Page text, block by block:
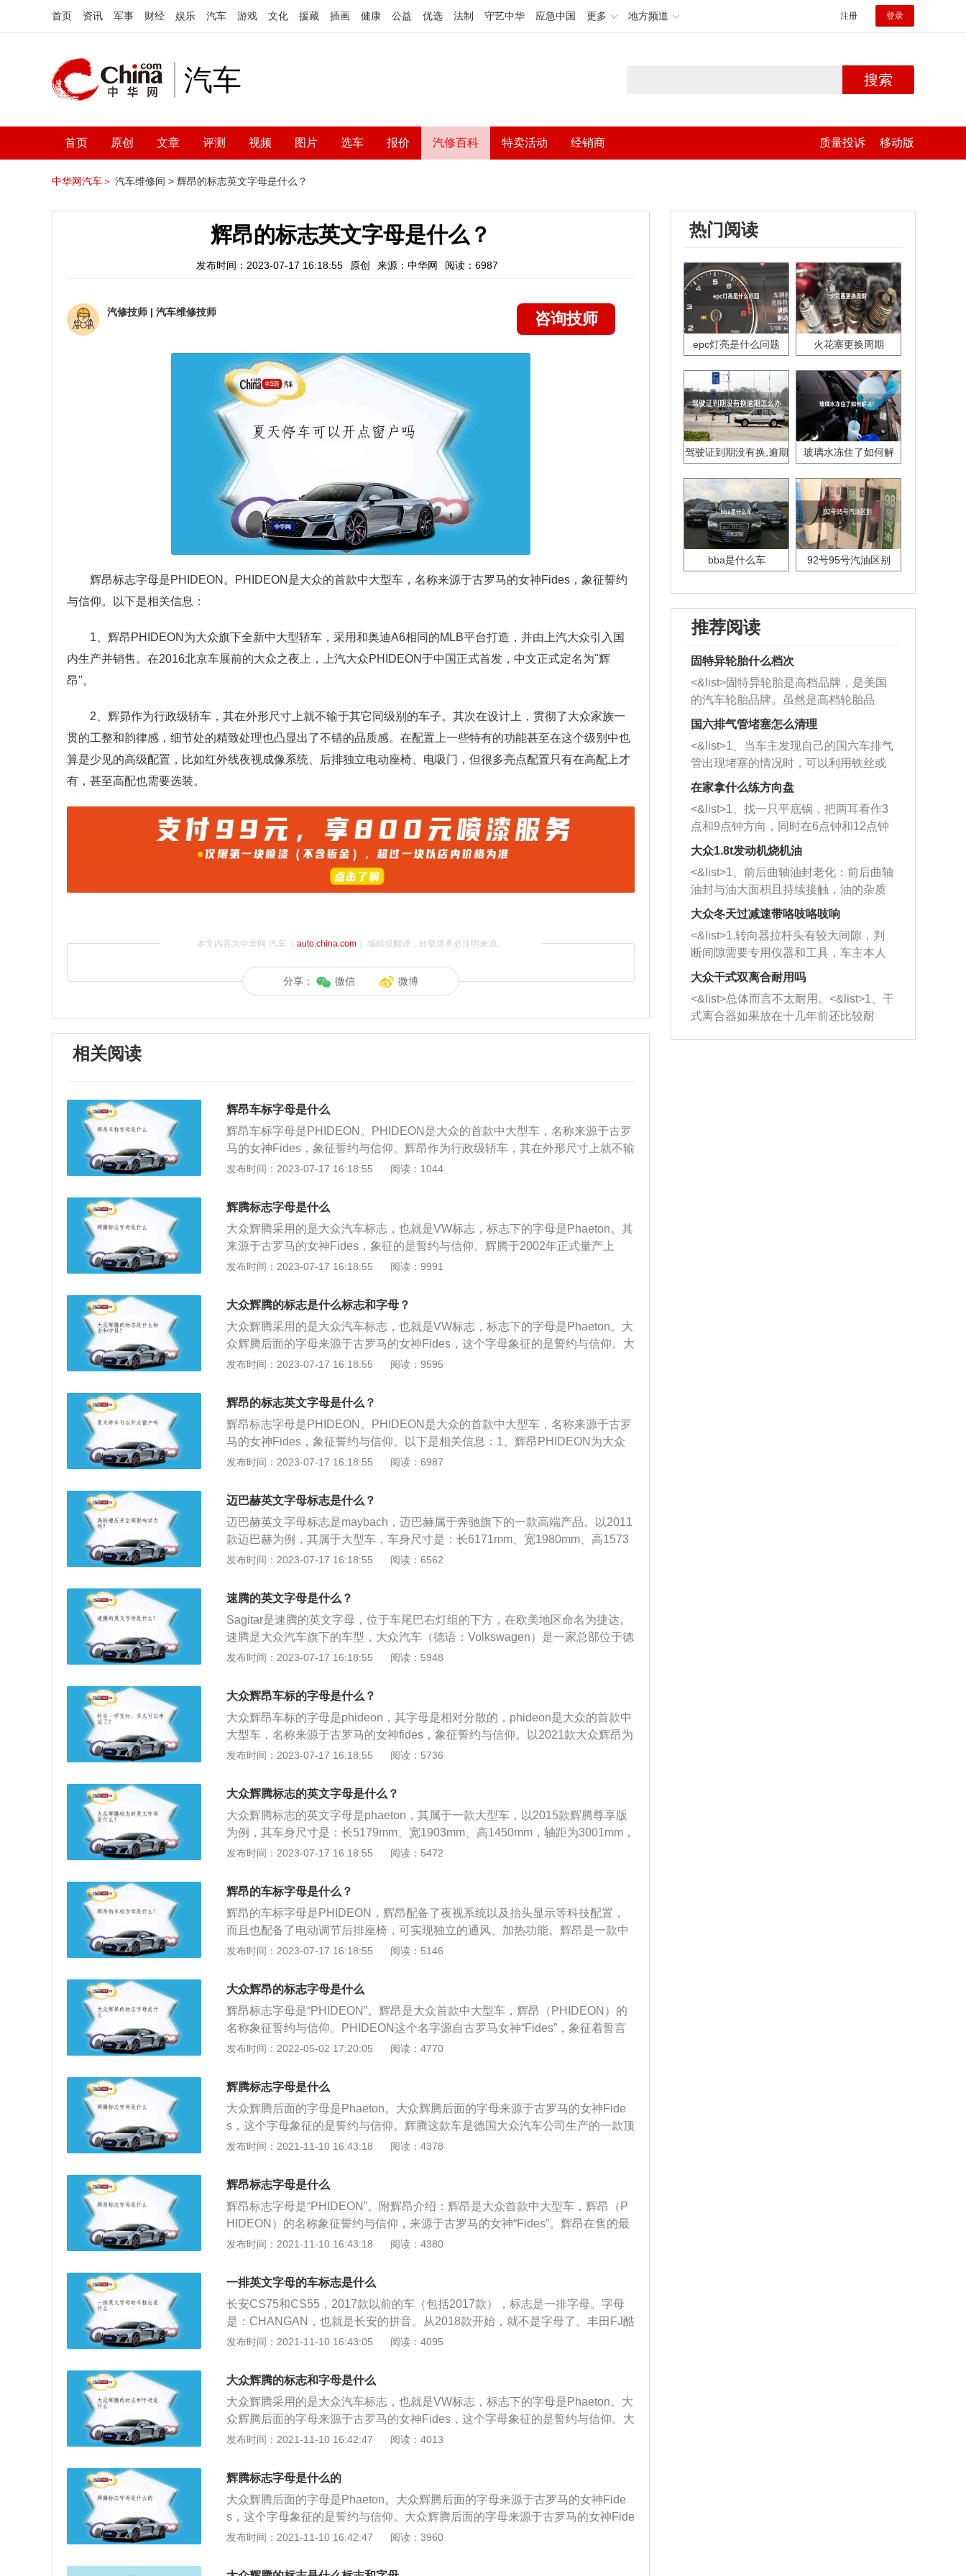
首页 资讯 军事 财经 娱乐 汽车 游戏 文化 援藏 插画 健康 公益 优选 法制 守艺中华 应急中国 更多 地方频道 注册 登录
汽车 搜索
首页 原创 文章 评测 视频 图片 选车 报价 汽修百科 特卖活动 经销商 质量投诉 移动版
中华网汽车＞ 汽车维修间 > 辉昂的标志英文字母是什么？
辉昂的标志英文字母是什么？
发布时间：2023-07-17 16:18:55 原创 来源：中华网 阅读：6987
汽修技师 | 汽车维修技师 咨询技师
辉昂标志字母是PHIDEON。PHIDEON是大众的首款中大型车，名称来源于古罗马的女神Fides，象征誓约
与信仰。以下是相关信息：
1、辉昂PHIDEON为大众旗下全新中大型轿车，采用和奥迪A6相同的MLB平台打造，并由上汽大众引入国
内生产并销售。在2016北京车展前的大众之夜上，上汽大众PHIDEON于中国正式首发，中文正式定名为"辉
昂"。
2、辉昴作为行政级轿车，其在外形尺寸上就不输于其它同级别的车子。其次在设计上，贯彻了大众家族一
贯的工整和韵律感，细节处的精致处理也凸显出了不错的品质感。在配置上一些特有的功能甚至在这个级别中也
算是少见的高级配置，比如红外线夜视成像系统、后排独立电动座椅、电吸门，但很多亮点配置只有在高配上才
有，甚至高配也需要选装。
本文内容为中华网·汽车（ auto.china.com）编辑或翻译，转载请务必注明来源。
分享： 微信 微博
相关阅读
辉昂车标字母是什么
辉昂车标字母是PHIDEON。PHIDEON是大众的首款中大型车，名称来源于古罗
马的女神Fides，象征誓约与信仰。辉昂作为行政级轿车，其在外形尺寸上就不输
于其它同级别的车子。其次在设计上，贯彻了大众家族一贯的工整和韵律感，细
级别中也算是少见的高级配置，比如红外线夜视成像系统、后排独立电动座椅、
电吸门，但很多亮点配置只有在高配上才有，甚至高配也需要选装。内饰方面：
中控台上覆盖着一层搪塑，缝线的痕迹非常明显，这使汽车的质感非常充分。贯
穿式的装饰条可以增加商务感，并有效扩大室内的水平视觉效果；7英寸仪表盘
和9.2英寸中央控制屏均为标准配置，显示效果非常高。三幅式多功能方向盘全部
发布时间：2023-07-17 16:18:55 阅读：1044
辉腾标志字母是什么
大众辉腾采用的是大众汽车标志，也就是VW标志，标志下的字母是Phaeton。其
来源于古罗马的女神Fides，象征的是誓约与信仰。辉腾于2002年正式量产上
市，对于大众汽车来说，这款车的意义非常重大，因为这是大众推出的首款全尺
装饰，并且是纯手工打造。以辉腾2015款3.0L智享版为例，在动力方面，这款车
搭载的是250马力V6发动机，最大功率为184千瓦，最大扭矩为310牛米。传动方
面，匹配的是手自一体变速箱（AT），（数据来源于百度有驾官网）整体的综合
表现在同级别车型中是占有绝对地位的。同时这款车也是大众轿车系列中售价最
高的一款车。
发布时间：2023-07-17 16:18:55 阅读：9991
大众辉腾的标志是什么标志和字母？
大众辉腾采用的是大众汽车标志，也就是VW标志，标志下的字母是Phaeton。大
众辉腾后面的字母来源于古罗马的女神Fides，这个字母象征的是誓约与信仰。大
众汽车公司生产的这款车是大众轿车系列售价最高的一款车，辉腾这款车主要的
市，对于大众汽车来说，这款车的意义是非常重大的，因为这是大众推出的首款
全尺寸豪华轿车，大众辉腾的官方指导价格为75.00-253.18万元，这款车的官方
指导价格之所以会非常昂贵，是因为这款车的配置和动力都是全球领先的，汽车
的内饰采用的是小牛皮装饰，并且是纯手工打造。在动力方面，这款车搭载的是
4.2LW12发动机，这也是轿车比较罕见的一种发动机，发动机的最大功率为331k
综合表现在同级别车型中是占有绝对地位的。
发布时间：2023-07-17 16:18:55 阅读：9595
辉昂的标志英文字母是什么？
辉昂标志字母是PHIDEON。PHIDEON是大众的首款中大型车，名称来源于古罗
马的女神Fides，象征誓约与信仰。以下是相关信息：1、辉昂PHIDEON为大众
旗下全新中大型轿车，采用和奥迪A6相同的MLB平台打造，并由上汽大众引入国
式首发，中文正式定名为"辉昂"。2、辉昴作为行政级轿车，其在外形尺寸上就不
输于其它同级别的车子。其次在设计上，贯彻了大众家族一贯的工整和韵律感，
细节处的精致处理也凸显出了不错的品质感。在配置上一些特有的功能甚至在这
个级别中也算是少见的高级配置，比如红外线夜视成像系统、后排独立电动座
椅、电吸门，但很多亮点配置只有在高配上才有，甚至高配也需要选装。
发布时间：2023-07-17 16:18:55 阅读：6987
迈巴赫英文字母标志是什么？
迈巴赫英文字母标志是maybach，迈巴赫属于奔驰旗下的一款高端产品。以2011
款迈巴赫为例，其属于大型车，车身尺寸是：长6171mm、宽1980mm、高1573
mm，轴距为3827mm，油箱容积为124l，整备质量为2855kg。2011款迈巴赫前
涡轮增压发动机，最大马力是551ps，最大功率是405kw，最大扭矩是900nm，
与其匹配的是5挡自动变速箱。
发布时间：2023-07-17 16:18:55 阅读：6562
速腾的英文字母是什么？
Sagitar是速腾的英文字母，位于车尾巴右灯组的下方，在欧美地区命名为捷达。
速腾是大众汽车旗下的车型，大众汽车（德语：Volkswagen）是一家总部位于德
国沃尔夫斯堡的汽车制造公司，也是世界四大汽车生产商之一的大众集团的核心
作出的“v”组成，表示大众公司及其产品必胜-必胜-必胜。速腾是一汽大众的典
范，定位是“德国高性能车”。速腾基于大众在北美销售的第五代捷达。速腾品
牌，由德国大众和中国一汽于2006年创立。速腾的长宽高尺寸分别是4753毫米，
1800毫米，1462毫米，轴距为2731毫米。动力方面，速腾搭载的是一台1.2T涡
轮增压发动机，这款发动机的最大功率为85kw，最大扭矩为175牛米。
发布时间：2023-07-17 16:18:55 阅读：5948
大众辉昂车标的字母是什么？
大众辉昂车标的字母是phideon，其字母是相对分散的，phideon是大众的首款中
大型车，名称来源于古罗马的女神fides，象征誓约与信仰。以2021款大众辉昂为
例，其是一款中大型车，车身尺寸是：长5074mm、宽1893mm、高1489mm，
架，后悬架是梯形连杆式独立悬架，搭载了2.0t涡轮增压发动机，最大马力是224
ps，最大扭矩是350nm，最大功率是165kw，与其匹配的是7挡双离合变速箱。
发布时间：2023-07-17 16:18:55 阅读：5736
大众辉腾标志的英文字母是什么？
大众辉腾标志的英文字母是phaeton，其属于一款大型车，以2015款辉腾尊享版
为例，其车身尺寸是：长5179mm、宽1903mm、高1450mm，轴距为3001mm，
油箱容积为90l。2015款辉腾尊享版搭载了3.6l自然吸气发动机，最大功率是206k
钟3500rpm，与其匹配的是6速手自一体变速箱。
发布时间：2023-07-17 16:18:55 阅读：5472
辉昂的车标字母是什么？
辉昂的车标字母是PHIDEON，辉昂配备了夜视系统以及抬头显示等科技配置，
而且也配备了电动调节后排座椅，可实现独立的通风、加热功能。辉昂是一款中
大型轿车，发动机最大马力是224匹，最大扭矩是350牛米，搭载的是7挡双离合
车身类型是4门5座三厢车，最高车速是每小时240千米。
发布时间：2023-07-17 16:18:55 阅读：5146
大众辉昂的标志字母是什么
辉昂标志字母是“PHIDEON”。辉昂是大众首款中大型车，辉昂（PHIDEON）的
名称象征誓约与信仰。PHIDEON这个名字源自古罗马女神“Fides”，象征着誓言
和信仰，辉昂PHIDEON是大众的第一款中型汽车，用于连接辉腾和迈腾之间的
Phaeon提供各种汽油和柴油发动机或插电式混合动力系统，以匹配自动变速箱。
此外，辉昂还将提供空气悬架系统，还将提供五种驾驶模式选择。
发布时间：2022-05-02 17:20:05 阅读：4770
辉腾标志字母是什么
大众辉腾后面的字母是Phaeton。大众辉腾后面的字母来源于古罗马的女神Fide
s，这个字母象征的是誓约与信仰。辉腾这款车是德国大众汽车公司生产的一款顶
级豪华轿车，这款车于2002年正式量产上市，这款车是大众汽车旗下最高端的一
说，这款车的意义是非常重大的，因为这是大众推出的首款全尺寸豪华轿车，这
款车的官方指导价格为75.00-253.18万元，这款车的售价之所以非常昂贵，是因
为这款车搭载的是全球轿车罕见的W12发动机，汽车的内饰采用的是小牛皮装
饰，并且是纯手工打造。搭载的这款发动机最大功率为331kw，最大峰值扭矩为5
60牛米，传动方面，匹配的是5速手动/自动一体变速箱。低调的外观和这款车的
人眼前一辆的感觉，整个汽车的内饰设计提升了这款车高端的气质。
发布时间：2021-11-10 16:43:18 阅读：4378
辉昂标志字母是什么
辉昂标志字母是“PHIDEON”。附辉昂介绍：辉昂是大众首款中大型车，辉昂（P
HIDEON）的名称象征誓约与信仰，来源于古罗马的女神“Fides”。辉昂在售的最
新款为2018款，是上汽大众在2017年10月12日推出的一款轿车，定位是中大型
W，最大马力224PS，最大扭矩350N·m。全系匹配7挡双离合变速箱，百公里加
速8.1秒，驱动方式为前轮驱动，长宽高分别为：5074/1893/1489mm，轴距为30
09mm。480TSI系列，搭载3.0TV型6缸机械增压发动机，最大功率220KW，最
大马力299PS，最大扭矩440N·m。全系匹配7挡双离合变速箱，百公里加速只需
6.3秒。驱动方式为全时四驱，配有托森中央差速器、空气悬架，长宽高分别为：
发布时间：2021-11-10 16:43:18 阅读：4380
一排英文字母的车标志是什么
长安CS75和CS55，2017款以前的车（包括2017款），标志是一排字母。字母
是：CHANGAN，也就是长安的拼音。从2018款开始，就不是字母了。丰田FJ酷
路泽，字母是：TOYOTA。丰田FJCruiser在2003年以概念车身份面世，然后于2
中国上市时发现“陆虎”两个字已被抢注商标，“Landrover”在中国注册为“路虎”。哈
弗，字母是：HAVAL。哈弗是长城汽车定位为CUV车型（CityUltilityVehicle），
其中文意思是指城市多功能车，05年哈弗英文名为“HOVER”，代表“自由翱翔”。
克莱斯勒，字母是：CHRYSLER。兰博基尼，字母是：LAMBORGHINI。一家
意大利汽车生产商，全球顶级跑车制造商及欧洲奢侈品标志之一，公司坐落于意
是：LEXUS。创立于1983年，是日本丰田集团旗下全球著名豪华汽车品牌。
发布时间：2021-11-10 16:43:05 阅读：4095
大众辉腾的标志和字母是什么
大众辉腾采用的是大众汽车标志，也就是VW标志，标志下的字母是Phaeton。大
众辉腾后面的字母来源于古罗马的女神Fides，这个字母象征的是誓约与信仰。大
众汽车公司生产的这款车是大众轿车系列售价最高的一款车，辉腾这款车主要的
市，对于大众汽车来说，这款车的意义是非常重大的，因为这是大众推出的首款
全尺寸豪华轿车，大众辉腾的官方指导价格为75.00-253.18万元，这款车的官方
指导价格之所以会非常昂贵，是因为这款车的配置和动力都是全球领先的，汽车
的内饰采用的是小牛皮装饰，并且是纯手工打造。在动力方面，这款车搭载的是
4.2LW12发动机，这也是轿车比较罕见的一种发动机，发动机的最大功率为331k
发布时间：2021-11-10 16:42:47 阅读：4013
辉腾标志字母是什么的
大众辉腾后面的字母是Phaeton。大众辉腾后面的字母来源于古罗马的女神Fide
s，这个字母象征的是誓约与信仰。大众辉腾后面的字母来源于古罗马的女神Fide
s，这个字母象征的是誓约与信仰。辉腾这款车是德国大众汽车公司生产的一款顶
款轿车，主要的竞争对手是奔驰S级、宝马7系和奥迪A8等车型。对于大众汽车来
发布时间：2021-11-10 16:42:47 阅读：3960
热门阅读
epc灯亮是什么问题 火花塞更换周期
驾驶证到期没有换,逾期
玻璃水冻住了如何解
bba是什么车 92号95号汽油区别
推荐阅读
固特异轮胎什么档次
<&list>固特异轮胎是高档品牌，是美国
的汽车轮胎品牌。虽然是高档轮胎品
牌，但是中高低端的轮胎都有生产，这
也是为了更好的开拓市场。
国六排气管堵塞怎么清理
<&list>1、当车主发现自己的国六车排气
管出现堵塞的情况时，可以利用铁丝或
者是细棍，直接将杂物给取出来，如果
堵塞情况比较严重，也可以采取应急措
施。 <&list>2、直接利用木棍将所有的
杂物推到排气管里面的位置处，然后将
三元催化器拆解开，就可以将堵塞的东
西取出来。但如果是因为积碳过多引起
的堵塞，就需要将三元催化器泡在草酸
洗剂对堵塞的情况得到解决，将清洗剂
放在燃油箱中，与燃油混合后，车辆启
动时，就可以和汽油一起进入到燃烧
室，最后形成废气排出，就可以让三元
催化器得到清洗，排气管堵塞的情况就
能够得到解决。
在家拿什么练方向盘
<&list>1、找一只平底锅，把两耳看作3
点和9点钟方向，同时在6点钟和12点钟
方向做一个标记。 <&list>2、双手握住
一圈半的练习，往右同样也要打相同的
圈数。 <&list>3、最后强调要反复练
习，这样就可以形成肌肉记忆，在真实
驾驶车辆时，不需要记忆也能打好方
向。
大众1.8t发动机烧机油
<&list>1、前后曲轴油封老化：前后曲轴
油封与油大面积且持续接触，油的杂质
和发动机内持续温度变化使其密封效果
逐渐减弱，导致渗油或漏油。<&list>2、
活塞间隙过大：积碳会使活塞环与缸体
的间隙扩大，导致机油流入燃烧室中，
造成烧机油。<&list>3、机油粘度。使用
机油粘度过小的话，同样会有烧机油现
象，机油粘度过小具有很好的流动性，
大众冬天过减速带咯吱咯吱响
<&list>1.转向器拉杆头有较大间隙，判
断间隙需要专用仪器和工具，车主本人
无法制作，需要将车辆送到修理厂或4s
店；<&list>2.车辆半轴套管防尘罩破
裂，破裂后会出现漏油现象，使半轴磨
损严重，磨损的半轴容易损坏，产生异
响；<&list>3.稳定器的转向胶套和球头
大众干式双离合耐用吗
<&list>总体而言不太耐用。<&list>1、干
式离合器如果放在十几年前还比较耐